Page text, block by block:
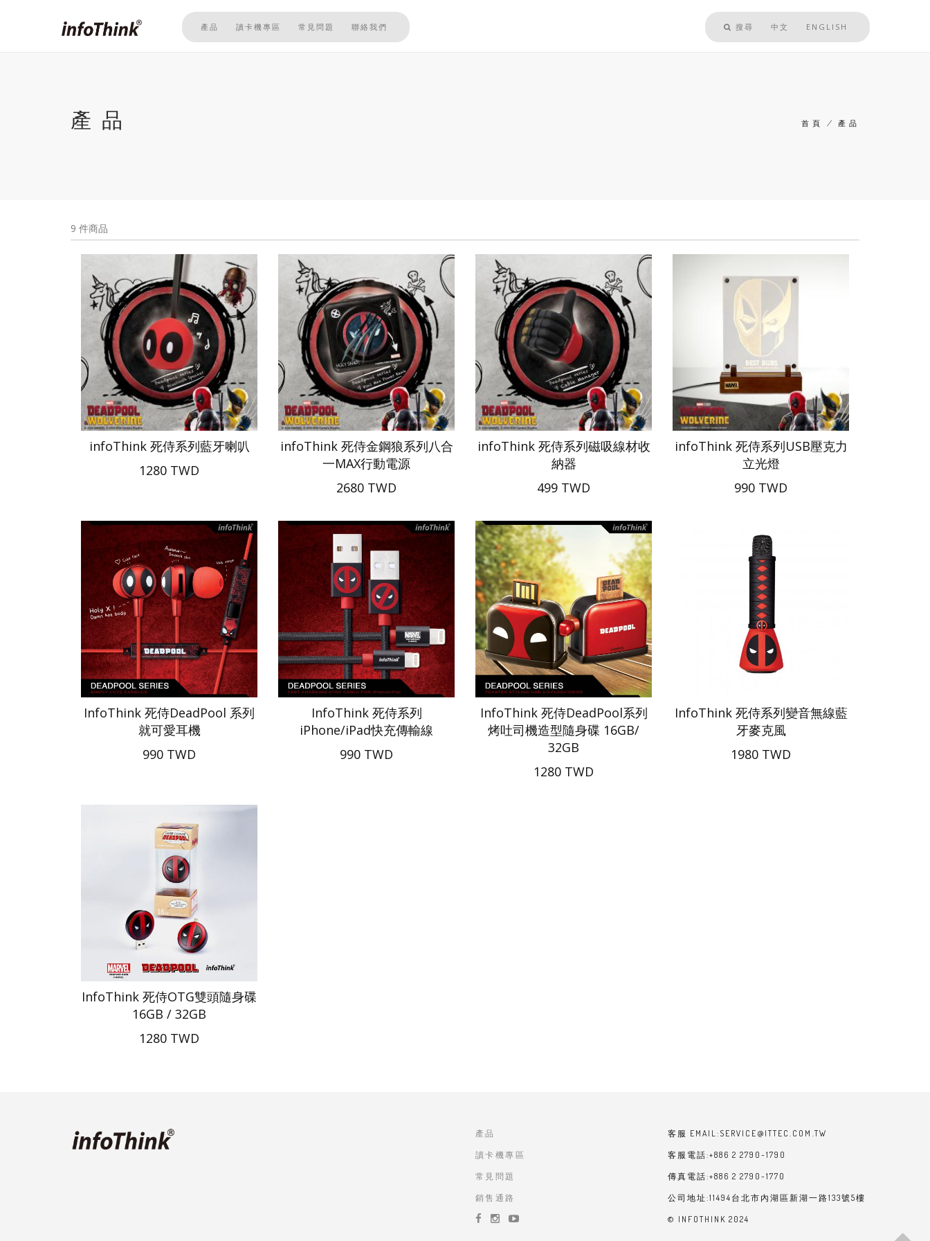
產品 讀卡機專區 常見問題 聯絡我們 搜尋 中文 ENGLISH
產品 首頁 / 產品
9 件商品
infoThink 死侍系列藍牙喇叭
1280 TWD
infoThink 死侍金鋼狼系列八合
一MAX行動電源
2680 TWD
infoThink 死侍系列磁吸線材收
納器
499 TWD
infoThink 死侍系列USB壓克力
立光燈
990 TWD
InfoThink 死侍DeadPool 系列
就可愛耳機
990 TWD
InfoThink 死侍系列
iPhone/iPad快充傳輸線
990 TWD
InfoThink 死侍DeadPool系列
烤吐司機造型隨身碟 16GB/
32GB
1280 TWD
InfoThink 死侍系列變音無線藍
牙麥克風
1980 TWD
InfoThink 死侍OTG雙頭隨身碟
16GB / 32GB
1280 TWD
產品
讀卡機專區
常見問題
銷售通路
客服 EMAIL:SERVICE@ITTEC.COM.TW
客服電話:+886 2 2790-1790
傳真電話:+886 2 2790-1770
公司地址:11494台北市內湖區新湖一路133號5樓
© INFOTHINK 2024